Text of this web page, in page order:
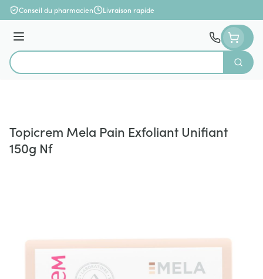
Aller au contenu
Conseil du pharmacien Livraison rapide
Menu
Rechercher
Topicrem Mela Pain Exfoliant Unifiant
150g Nf